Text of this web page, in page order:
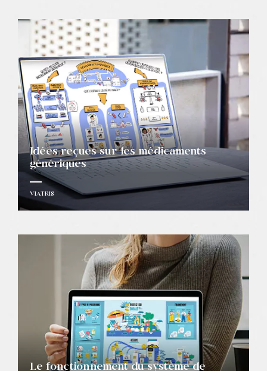
Idées reçues sur les médicaments
génériques
VIATRIS
Le fonctionnement du système de